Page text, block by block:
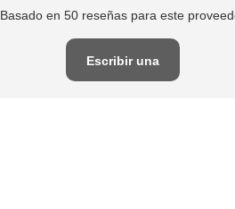
Basado en 50 reseñas para este
Escribir una